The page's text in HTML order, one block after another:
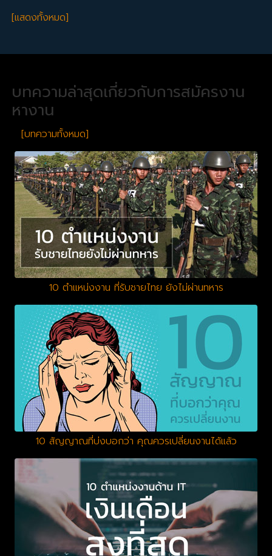
[แสดงทั้งหมด]
บทความล่าสุดเกี่ยวกับการสมัครงาน
หางาน
[บทความทั้งหมด]
10 ตำแหน่งงาน ที่รับชายไทย ยังไม่ผ่านทหาร
10 สัญญาณที่บ่งบอกว่า คุณควรเปลี่ยนงานได้แล้ว